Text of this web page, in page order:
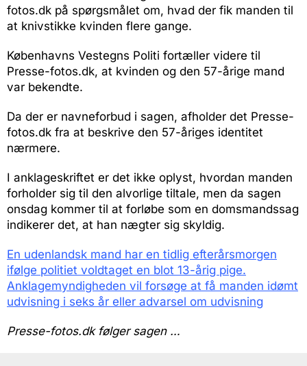
fotos.dk på spørgsmålet om, hvad der fik manden til
at knivstikke kvinden flere gange.
Københavns Vestegns Politi fortæller videre til
Presse-fotos.dk, at kvinden og den 57-årige mand
var bekendte.
Da der er navneforbud i sagen, afholder det Presse-
fotos.dk fra at beskrive den 57-åriges identitet
nærmere.
I anklageskriftet er det ikke oplyst, hvordan manden
forholder sig til den alvorlige tiltale, men da sagen
onsdag kommer til at forløbe som en domsmandssag
indikerer det, at han nægter sig skyldig.
En udenlandsk mand har en tidlig efterårsmorgen
ifølge politiet voldtaget en blot 13-årig pige.
Anklagemyndigheden vil forsøge at få manden idømt
udvisning i seks år eller advarsel om udvisning
Presse-fotos.dk følger sagen …